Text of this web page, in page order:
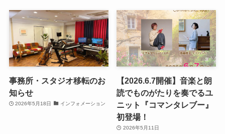
事務所・スタジオ移転のお
知らせ
2026年5月18日 インフォメーション
【2026.6.7開催】音楽と朗
読でものがたりを奏でるユ
ニット『コマンタレブー』
初登場！
2026年5月11日